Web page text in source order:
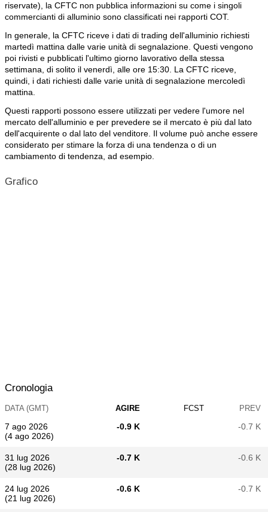
riservate), la CFTC non pubblica informazioni su come i singoli
commercianti di alluminio sono classificati nei rapporti COT.
In generale, la CFTC riceve i dati di trading dell'alluminio richiesti
martedì mattina dalle varie unità di segnalazione. Questi vengono
poi rivisti e pubblicati l'ultimo giorno lavorativo della stessa
settimana, di solito il venerdì, alle ore 15:30. La CFTC riceve,
quindi, i dati richiesti dalle varie unità di segnalazione mercoledì
mattina.
Questi rapporti possono essere utilizzati per vedere l'umore nel
mercato dell'alluminio e per prevedere se il mercato è più dal lato
dell'acquirente o dal lato del venditore. Il volume può anche essere
considerato per stimare la forza di una tendenza o di un
cambiamento di tendenza, ad esempio.
Grafico
Cronologia
DATA (GMT) AGIRE FCST PREV
7 ago 2026
(4 ago 2026)
-0.9 K -0.7 K
31 lug 2026
(28 lug 2026)
-0.7 K -0.6 K
24 lug 2026
(21 lug 2026)
-0.6 K -0.7 K